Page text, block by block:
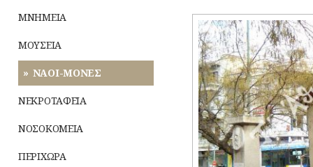
ΜΝΗΜΕΙΑ
ΜΟΥΣΕΙΑ
ΝΑΟΙ-ΜΟΝΕΣ
ΝΕΚΡΟΤΑΦΕΙΑ
ΝΟΣΟΚΟΜΕΙΑ
ΠΕΡΙΧΩΡΑ